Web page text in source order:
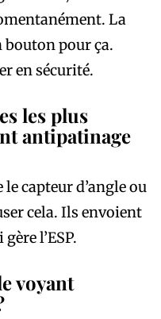
La
pour ça.
en sécurité.
les plus
antipatinage
capteur d’angle ou
cela. Ils envoient
l’ESP.
voyant